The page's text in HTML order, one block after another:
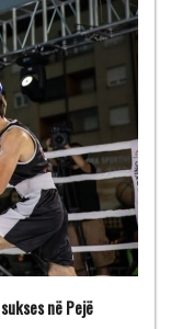
në Pejë